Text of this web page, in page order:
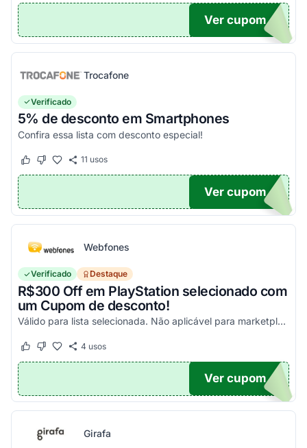
10
Ver cupom
Trocafone
Verificado
5% de desconto em Smartphones
Confira essa lista com desconto especial!
Este cupom funcionou
Este cupom não funcionou
11 usos
OFF
Ver cupom
Webfones
Verificado Destaque
R$300 Off em PlayStation selecionado com
um Cupom de desconto!
Válido para lista selecionada. Não aplicável para marketplace. Aproveite!
Este cupom funcionou
Este cupom não funcionou
4 usos
FF
Ver cupom
Girafa